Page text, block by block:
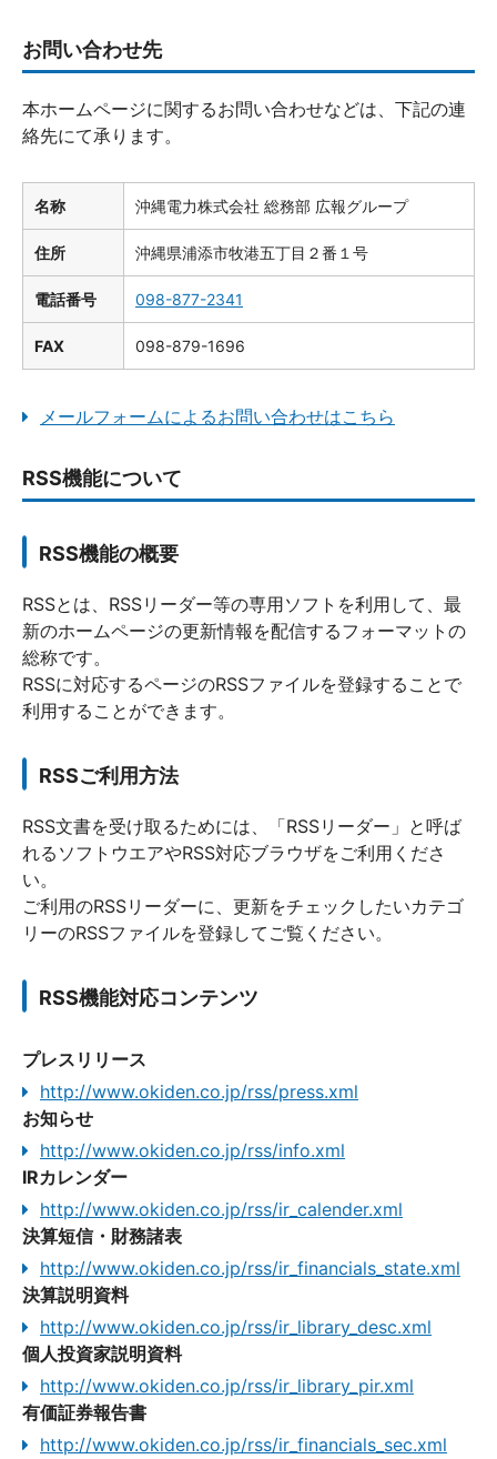
お問い合わせ先
本ホームページに関するお問い合わせなどは、下記の連
絡先にて承ります。
名称 沖縄電力株式会社 総務部 広報グループ
住所 沖縄県浦添市牧港五丁目２番１号
電話番号 098-877-2341
FAX 098-879-1696
メールフォームによるお問い合わせはこちら
RSS機能について
RSS機能の概要
RSSとは、RSSリーダー等の専用ソフトを利用して、最
新のホームページの更新情報を配信するフォーマットの
総称です。
RSSに対応するページのRSSファイルを登録することで
利用することができます。
RSSご利用方法
RSS文書を受け取るためには、「RSSリーダー」と呼ば
れるソフトウエアやRSS対応ブラウザをご利用くださ
い。
ご利用のRSSリーダーに、更新をチェックしたいカテゴ
リーのRSSファイルを登録してご覧ください。
RSS機能対応コンテンツ
プレスリリース
http://www.okiden.co.jp/rss/press.xml
お知らせ
http://www.okiden.co.jp/rss/info.xml
IRカレンダー
http://www.okiden.co.jp/rss/ir_calender.xml
決算短信・財務諸表
http://www.okiden.co.jp/rss/ir_financials_state.xml
決算説明資料
http://www.okiden.co.jp/rss/ir_library_desc.xml
個人投資家説明資料
http://www.okiden.co.jp/rss/ir_library_pir.xml
有価証券報告書
http://www.okiden.co.jp/rss/ir_financials_sec.xml